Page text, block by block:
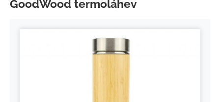
GoodWood termoláhev